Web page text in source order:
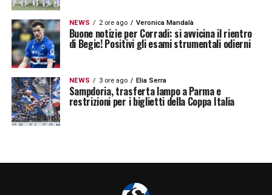
NEWS 2 ore ago Veronica Mandalà
Buone notizie per Corradi: si avvicina il rientro
di Begic! Positivi gli esami strumentali odierni
NEWS 3 ore ago Elia Serra
Sampdoria, trasferta lampo a Parma e
restrizioni per i biglietti della Coppa Italia